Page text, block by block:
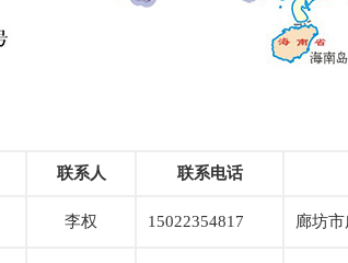
联系人 联系电话
李权 15022354817 廊坊